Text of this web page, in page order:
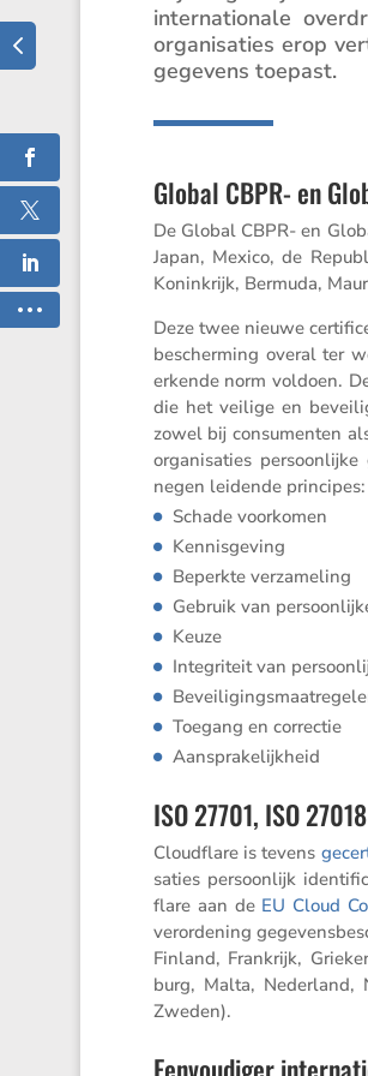
inter­na­ti­o­nale
organi­sa­ties erop
ge­ge­vens toepast.
Global CBPR- en
De Global CBPR- en
Japan, Mexico, de
Konink­rijk, Bermuda,
Deze twee nieuwe
be­scher­ming overal ter
erkende norm voldoen.
die het veilige en
zowel bij consu­menten
organi­sa­ties
negen leidende principes:
Schade voorkomen
Kennis­ge­ving
Beperkte verza­me­ling
Gebruik van
Keuze
Integri­teit van
Toegang en correctie
Aanspra­ke­lijk­heid
ISO 27701, ISO
Cloud­flare is tevens
sa­ties persoon­lijk
flare aan deEU Cloud
veror­de­ning
Finland, Frank­rijk,
burg, Malta, Neder­land,
Zweden).